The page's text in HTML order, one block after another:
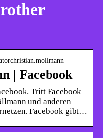
| Facebook
Tritt Facebook
und anderen
Facebook gibt…